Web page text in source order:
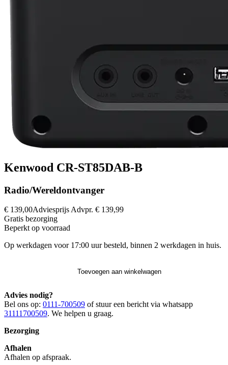
Kenwood CR-ST85DAB-B
Radio/Wereldontvanger
€ 139,00Adviesprijs Advpr. € 139,99
Gratis bezorging
Beperkt op voorraad
Op werkdagen voor 17:00 uur besteld, binnen 2 werkdagen in huis.
Toevoegen aan winkelwagen
Advies nodig?
Bel ons op: 0111-700509 of stuur een bericht via whatsapp
31111700509. We helpen u graag.
Bezorging
Afhalen
Afhalen op afspraak.